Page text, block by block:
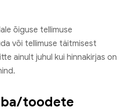
õiguse tellimuse
või tellimuse täitmisest
ainult juhul kui hinnakirjas on
toodete